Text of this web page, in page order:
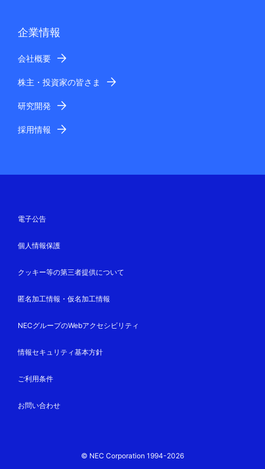
企業情報
会社概要
株主・投資家の皆さま
研究開発
採用情報
電子公告
個人情報保護
クッキー等の第三者提供について
匿名加工情報・仮名加工情報
NECグループのWebアクセシビリティ
情報セキュリティ基本方針
ご利用条件
お問い合わせ
© NEC Corporation 1994-2026